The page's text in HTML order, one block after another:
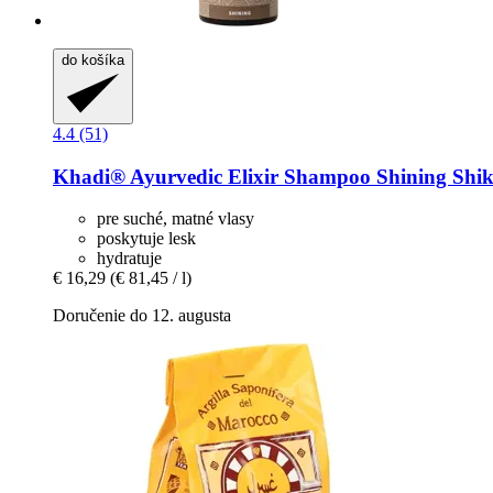
do košíka
4.4 (51)
Khadi® Ayurvedic Elixir Shampoo Shining
pre suché, matné vlasy
poskytuje lesk
hydratuje
€ 16,29 (€ 81,45 / l)
Doručenie do 12. augusta